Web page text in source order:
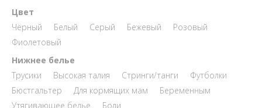
Цвет
Чёрный
Белый Серый Бежевый
Розовый
Фиолетовый
Нижнее белье
Трусики
Высокая талия Стринги/танги
Футболки
Бюстгальтер
Для кормящих мам
Беременным
Утягивающее белье
Боди